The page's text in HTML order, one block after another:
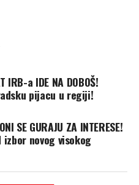
IRB-a IDE NA DOBOŠ!
pijacu u regiji!
SE GURAJU ZA INTERESE!
novog visokog